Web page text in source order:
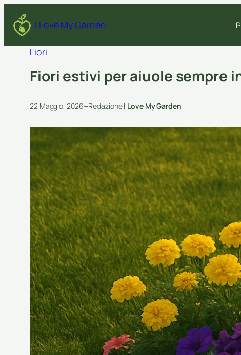
I Love My Garden
Fiori
Fiori estivi per aiuole sempre
22 Maggio, 2026–RedazioneI Love My Garden